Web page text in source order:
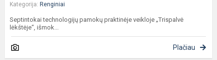
Kategorija: Renginiai
Septintokai technologijų pamokų praktinėje veikloje „Trispalvė
lėkštėje“, išmok...
Plačiau